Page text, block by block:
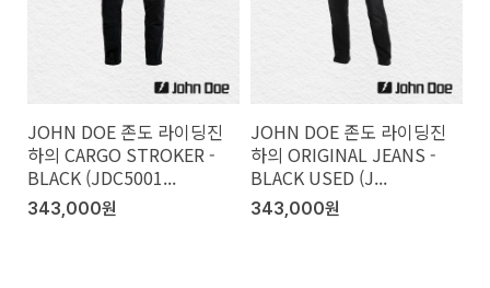
JOHN DOE 존도 라이딩진
하의 CARGO STROKER -
BLACK (JDC5001...
343,000원
JOHN DOE 존도 라이딩진
하의 ORIGINAL JEANS -
BLACK USED (J...
343,000원